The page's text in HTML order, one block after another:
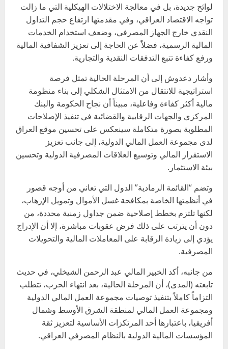
لوائح جديدة، بل في معالجة الاختلالات الهيكلية التي ما زالت
تواجه الاقتصاد العراقي، وفي مقدمتها ارتفاع حجم التداول
النقدي خارج الجهاز المصرفي، وضعف استخدام الخدمات
المالية الرسمية، فضلاً عن الحاجة إلى تعزيز الشفافية المالية
ورفع كفاءة تتبع التدفقات النقدية والتجارية.
وأشار دعدوش إلى أن المرحلة الحالية تمثل فرصة
استراتيجية للانتقال من الامتثال الشكلي إلى بناء منظومة
مالية أكثر كفاءة وفاعلية، مبيناً أن نجاح الحكومة والبنك
المركزي والجهات الرقابية والقضائية في تنفيذ الإصلاحات
المطلوبة بصورة متكاملة سينعكس على تحسين موقع العراق
لدى مجموعة العمل المالي الدولية، إلى جانب تعزيز
الاستقرار المالي وتوسيع العلاقات المصرفية الدولية وتحسين
بيئة الاستثمار.
وتضم “القائمة الرمادية” الدول التي تعاني من أوجه قصور
في أنظمتها الخاصة بمكافحة غسل الأموال وتمويل الإرهاب،
لكنها تلتزم بخطط إصلاحية ضمن جداول زمنية محددة، من
دون أن يترتب على ذلك فرض عقوبات مباشرة، إلا أن الإدراج
يؤدي إلى زيادة الرقابة على المعاملات المالية والتحويلات
المصرفية.
من جانبه، أكد الخبير المالي عبد الرحمن الشيخلي، في حديث
تابعته (المدى)، أن المرحلة الحالية، بعد انتهاء الحرب، تتطلب
التزاماً كاملاً بتنفيذ توصيات مجموعة العمل المالي الدولية
ومجموعة العمل المالي لمنطقة الشرق الأوسط وشمال
أفريقيا، باعتبارها أحد المرتكزات الأساسية لتعزيز ثقة
المؤسسات المالية الدولية بالنظام المصرفي العراقي.